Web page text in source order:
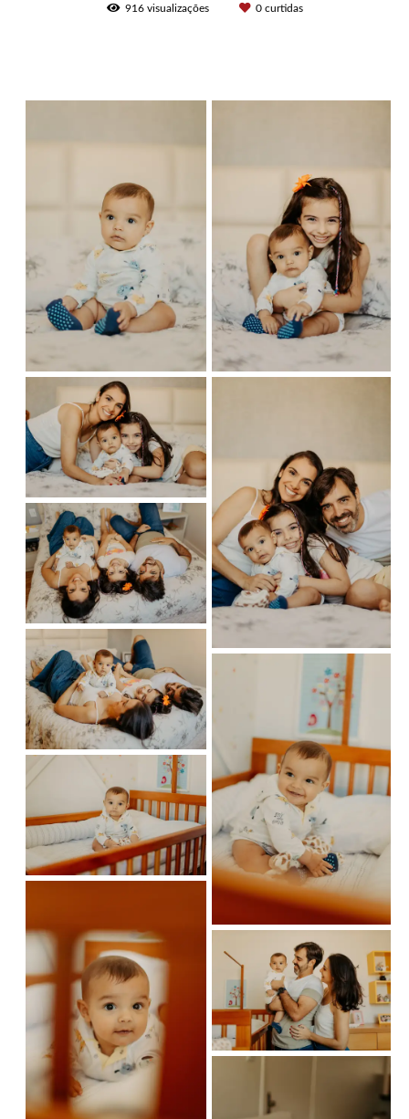
916visualizações 0curtidas